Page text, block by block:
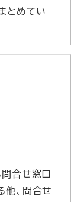
とめてい
合せ窓口
他、問合せ